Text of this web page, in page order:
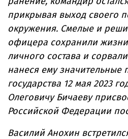
прикрывая выход своего
окружения. Смелые и
офицера сохранили
личного состава и
нанеся ему значительные
государства 12 мая 2023
Олеговичу Бичаеву
Российской Федерации
Василий Анохин